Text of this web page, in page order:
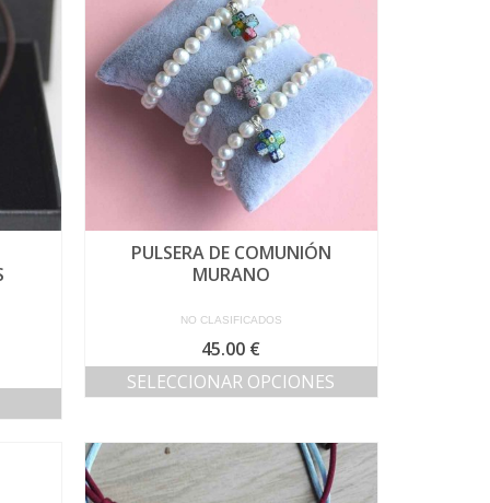
PULSERA DE COMUNIÓN
MURANO
NO CLASIFICADOS
45.00 €
SELECCIONAR OPCIONES
múltiples
variantes.